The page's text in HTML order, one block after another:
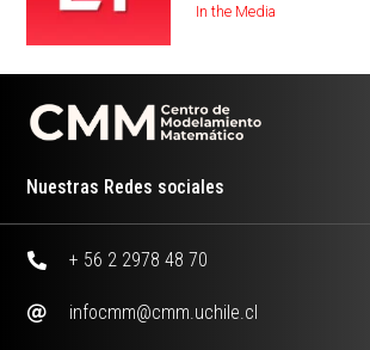
In the Media
Nuestras Redes sociales
+ 56 2 2978 48 70
infocmm@cmm.uchile.cl